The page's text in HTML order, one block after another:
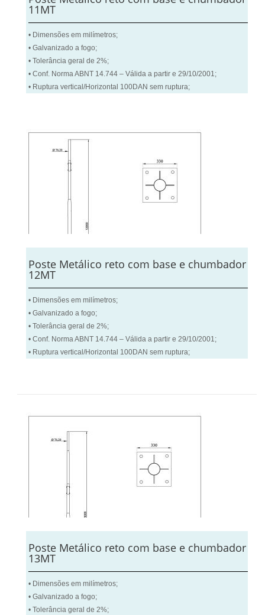
11MT
• Dimensões em milímetros;
• Galvanizado a fogo;
• Tolerância geral de 2%;
• Conf. Norma ABNT 14.744 – Válida a partir e 29/10/2001;
• Ruptura vertical/Horizontal 100DAN sem ruptura;
Poste Metálico reto com base e chumbador
12MT
• Dimensões em milímetros;
• Galvanizado a fogo;
• Tolerância geral de 2%;
• Conf. Norma ABNT 14.744 – Válida a partir e 29/10/2001;
• Ruptura vertical/Horizontal 100DAN sem ruptura;
Poste Metálico reto com base e chumbador
13MT
• Dimensões em milímetros;
• Galvanizado a fogo;
• Tolerância geral de 2%;